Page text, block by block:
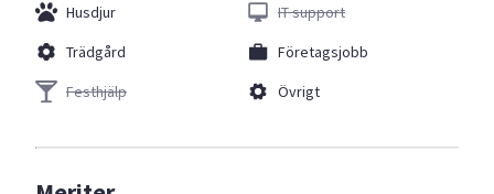
Husdjur
Trädgård
Festhjälp
IT support
Företagsjobb
Övrigt